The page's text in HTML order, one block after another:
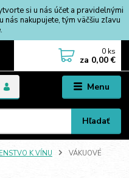
si u nás účet a pravidelnými
nás nakupujete, tým väčšiu zľavu
Menu
Hľadať
0 ks
za 0,00 €
K VÍNU
VÁKUOVÉ